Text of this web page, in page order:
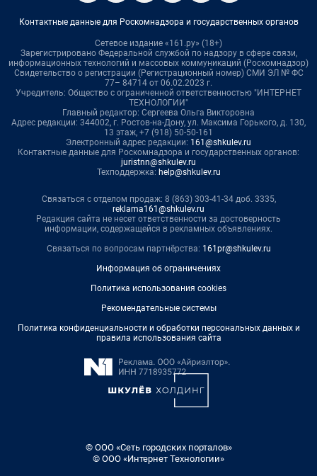
Контактные данные для Роскомнадзора и государственных органов
Сетевое издание «161.ру» (18+)
Зарегистрировано Федеральной службой по надзору в сфере связи,
информационных технологий и массовых коммуникаций (Роскомнадзор)
Свидетельство о регистрации (Регистрационный номер) СМИ ЭЛ № ФС
77– 84714 от 06.02.2023 г.
Учредитель: Общество с ограниченной ответственностью "ИНТЕРНЕТ
ТЕХНОЛОГИИ"
Главный редактор: Сергеева Ольга Викторовна
Адрес редакции: 344002, г. Ростов-на-Дону, ул. Максима Горького, д. 130,
13 этаж, +7 (918) 50-50-161
Электронный адрес редакции: 161@shkulev.ru
Контактные данные для Роскомнадзора и государственных органов:
juristnn@shkulev.ru
Техподдержка: help@shkulev.ru
Связаться с отделом продаж: 8 (863) 303-41-34 доб. 3335,
reklama161@shkulev.ru
Редакция сайта не несет ответственности за достоверность
информации, содержащейся в рекламных объявлениях.
Связаться по вопросам партнёрства: 161pr@shkulev.ru
Информация об ограничениях
Политика использования cookies
Рекомендательные системы
Политика конфиденциальности и обработки персональных данных и
правила использования сайта
© ООО «Сеть городских порталов»
© ООО «Интернет Технологии»